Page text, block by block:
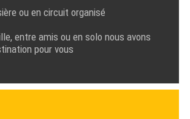
ou en circuit organisé
entre amis ou en solo nous avons
pour vous